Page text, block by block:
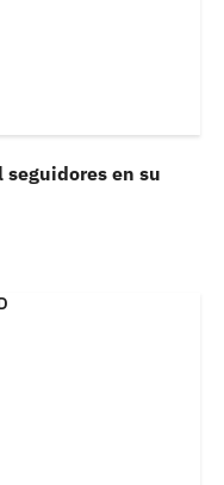
seguidores en su